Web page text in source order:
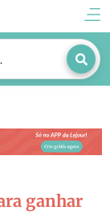
ganhar